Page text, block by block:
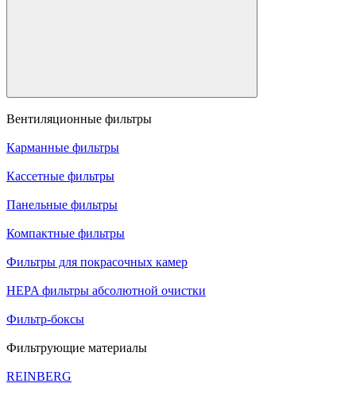
Вентиляционные фильтры
Карманные фильтры
Кассетные фильтры
Панельные фильтры
Компактные фильтры
Фильтры для покрасочных камер
HEPA фильтры абсолютной очистки
Фильтр-боксы
Фильтрующие материалы
REINBERG